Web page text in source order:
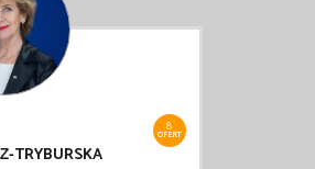
8
OFERT
TRYBURSKA